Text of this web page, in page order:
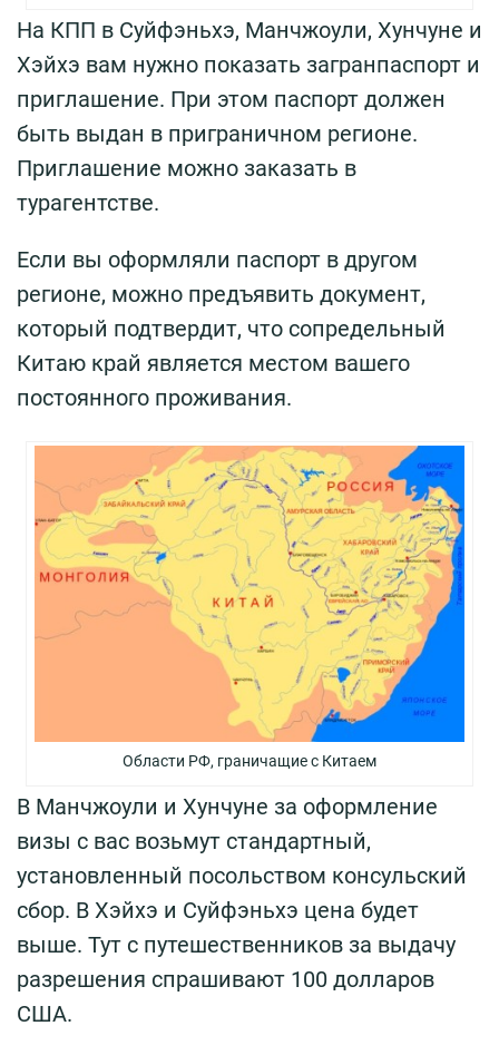
На КПП в Суйфэньхэ, Манчжоули, Хунчуне и
Хэйхэ вам нужно показать загранпаспорт и
приглашение. При этом паспорт должен
быть выдан в приграничном регионе.
Приглашение можно заказать в
турагентстве.
Если вы оформляли паспорт в другом
регионе, можно предъявить документ,
который подтвердит, что сопредельный
Китаю край является местом вашего
постоянного проживания.
Области РФ, граничащие с Китаем
В Манчжоули и Хунчуне за оформление
визы с вас возьмут стандартный,
установленный посольством консульский
сбор. В Хэйхэ и Суйфэньхэ цена будет
выше. Тут с путешественников за выдачу
разрешения спрашивают 100 долларов
США.